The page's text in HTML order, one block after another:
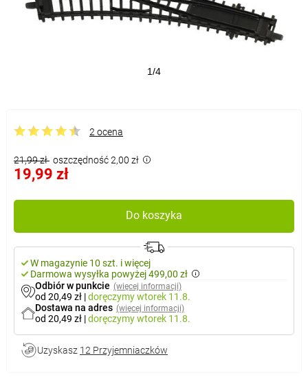
1/4
2 ocena
21,99 zł oszczędność 2,00 zł
19,99 zł
Do koszyka
W magazynie 10 szt. i więcej
Darmowa wysyłka powyżej 499,00 zł
Odbiór w punkcie (więcej informacji)
od 20,49 zł |doręczymywtorek 11.8.
Dostawa na adres (więcej informacji)
od 20,49 zł |doręczymywtorek 11.8.
Uzyskasz 12 Przyjemniaczków